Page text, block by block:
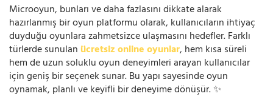
Microoyun, bunları ve daha fazlasını dikkate alarak
hazırlanmış bir oyun platformu olarak, kullanıcıların ihtiyaç
duyduğu oyunlara zahmetsizce ulaşmasını hedefler. Farklı
türlerde sunulan ücretsiz online oyunlar, hem kısa süreli
hem de uzun soluklu oyun deneyimleri arayan kullanıcılar
için geniş bir seçenek sunar. Bu yapı sayesinde oyun
oynamak, planlı ve keyifli bir deneyime dönüşür. ✨